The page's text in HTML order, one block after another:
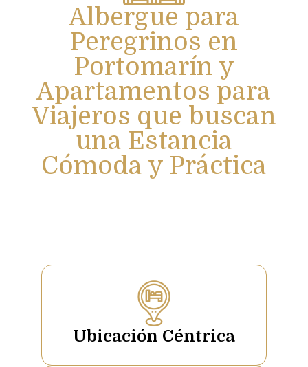
Albergue para
Peregrinos en
Portomarín y
Apartamentos para
Viajeros que buscan
una Estancia
Cómoda y Práctica
Ubicación Céntrica